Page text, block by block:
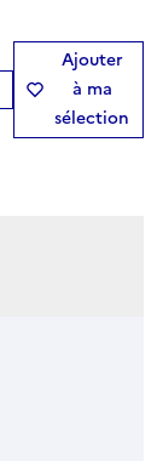
Ajouter
à ma
sélection